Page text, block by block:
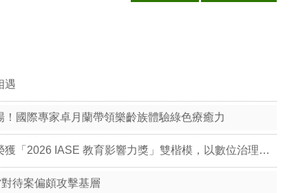
遇
國際專家卓月蘭帶領樂齡族體驗綠色療癒力
數位實中-臺北數位實中雙喜臨門！榮獲「2026 IASE 教育影響力獎」雙楷模，以數位治理與無圍牆校園引領教育新典範
待案偏頗攻擊基層